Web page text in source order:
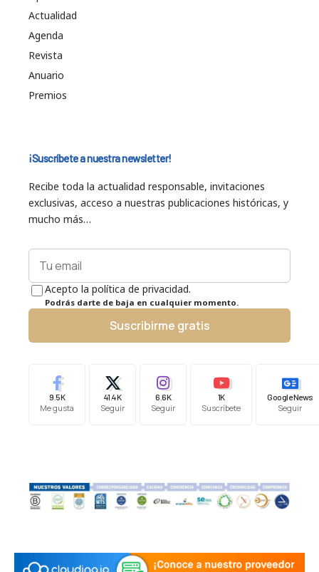
Actualidad
Agenda
Revista
Anuario
Premios
¡Suscríbete a nuestra newsletter!
Recibe toda la actualidad responsable, invitaciones
exclusivas, acceso a nuestras publicaciones históricas, y
mucho más…
Acepto la política de privacidad.
Podrás darte de baja en cualquier momento.
Suscribirme gratis
9.5K
Me gusta
41.4K
Seguir
6.6K
Seguir
1K
Suscríbete
Google News
Seguir